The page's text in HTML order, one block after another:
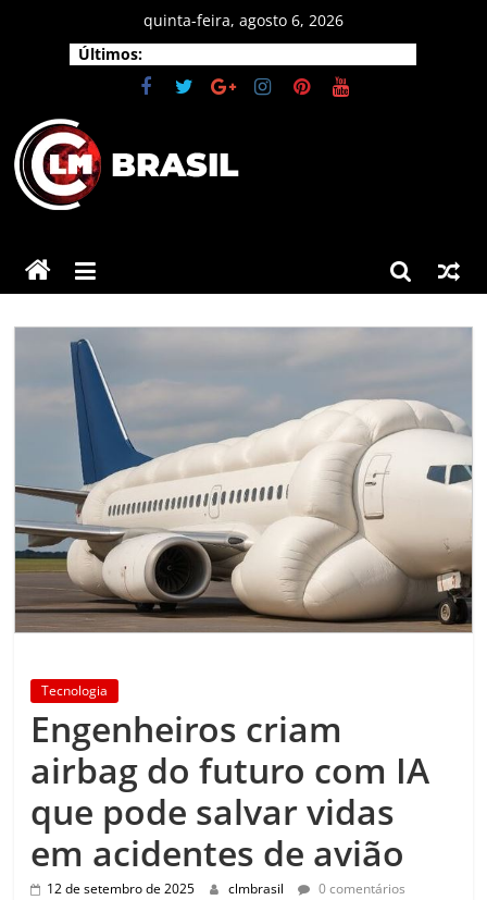
quinta-feira, agosto 6, 2026
Últimos:
CLM
Brasil
As
principais
notícias
mundo.
Tecnologia
Engenheiros criam
airbag do futuro com IA
que pode salvar vidas
em acidentes de avião
12 de setembro de 2025 clmbrasil 0 comentários